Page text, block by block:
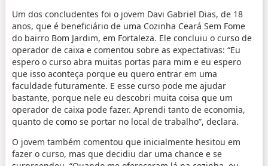
Um dos concludentes foi o jovem Davi Gabriel Dias, de 18
anos, que é beneficiário de uma Cozinha Ceará Sem Fome
do bairro Bom Jardim, em Fortaleza. Ele concluiu o curso de
operador de caixa e comentou sobre as expectativas: “Eu
espero o curso abra muitas portas para mim e eu espero
que isso aconteça porque eu quero entrar em uma
faculdade futuramente. E esse curso pode me ajudar
bastante, porque nele eu descobri muita coisa que um
operador de caixa pode fazer. Aprendi tanto de economia,
quanto de como se portar no local de trabalho”, declara.
O jovem também comentou que inicialmente hesitou em
fazer o curso, mas que decidiu dar uma chance e se